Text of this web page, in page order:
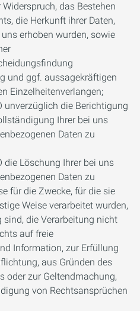
das Bestehen
die Herkunft ihrer Daten,
erhoben wurden, sowie
und ggf. aussagekräftigen
Einzelheitenverlangen;
unverzüglich die Berichtigung
Ihrer bei uns
Daten zu
die Löschung Ihrer bei uns
Daten zu
für die Zwecke, für die sie
Weise verarbeitet wurden,
die Verarbeitung nicht
auf freie
Information, zur Erfüllung
aus Gründen des
oder zur Geltendmachung,
von Rechtsansprüchen